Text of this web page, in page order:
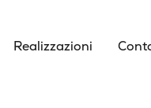
Realizzazioni